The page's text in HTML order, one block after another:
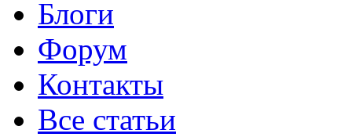
Блоги
Форум
Контакты
Все статьи